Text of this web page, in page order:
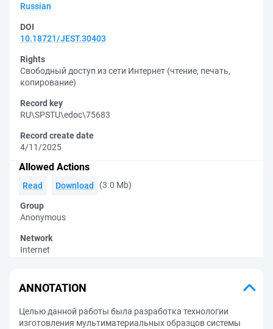
Russian
DOI
10.18721/JEST.30403
Rights
Свободный доступ из сети Интернет (чтение, печать,
копирование)
Record key
RU\SPSTU\edoc\75683
Record create date
4/11/2025
Allowed Actions
Read Download (3.0 Mb)
Group
Anonymous
Network
Internet
ANNOTATION
Целью данной работы была разработка технологии
изготовления мультиматериальных образцов системы